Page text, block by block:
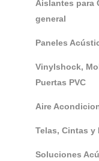
Aislantes para
general
Paneles
Vinylshock,
Puertas PVC
Aire
Telas, Cintas y
Soluciones